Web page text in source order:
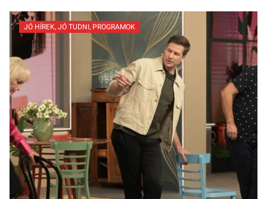
JÓ HÍREK,JÓ TUDNI, PROGRAMOK